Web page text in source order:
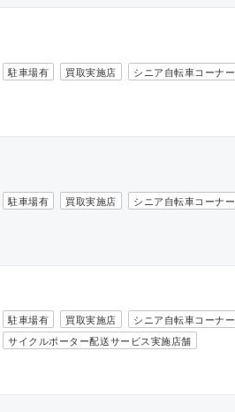
駐車場有 買取実施店 シニア自転車コーナー
駐車場有 買取実施店 シニア自転車コーナー
駐車場有 買取実施店
シニア自転車コーナー
サイクルポーター配送サービス実施店舗